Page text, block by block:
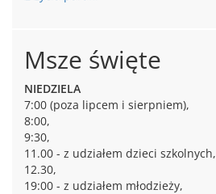
Msze święte
NIEDZIELA
7:00 (poza lipcem i sierpniem),
8:00,
9:30,
11.00 - z udziałem dzieci szkolnych,
12.30,
19:00 - z udziałem młodzieży,